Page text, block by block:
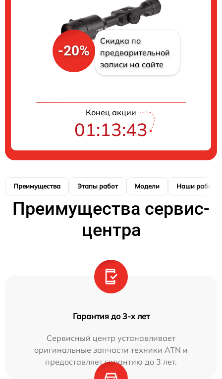
-20%
Скидка по
предварительной
записи на сайте
Конец акции
01:13:42
Преимущества Этапы работ Модели Наши работы
Преимущества сервис-
центра
Гарантия до 3-х лет
Сервисный центр устанавливает
оригинальные запчасти техники ATN и
предоставляет гарантию до 3 лет.